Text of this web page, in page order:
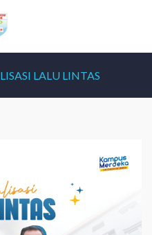
LALU LINTAS